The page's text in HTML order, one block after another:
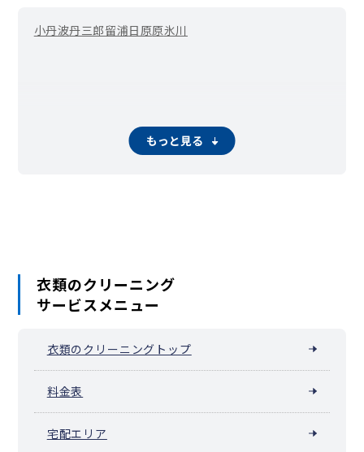
小丹波丹三郎留浦日原原氷川
もっと見る
衣類のクリーニング
サービスメニュー
衣類のクリーニングトップ
料金表
宅配エリア